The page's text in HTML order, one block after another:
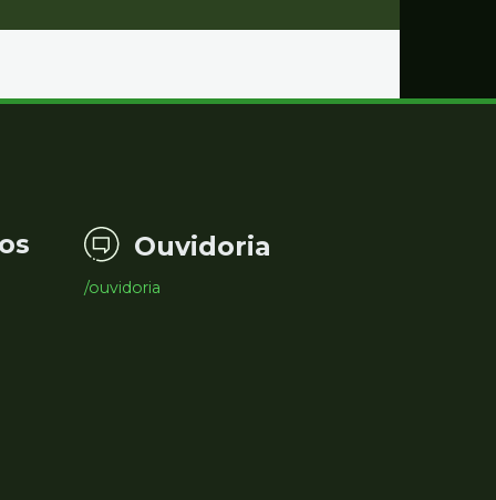
Ouvidoria
/ouvidoria